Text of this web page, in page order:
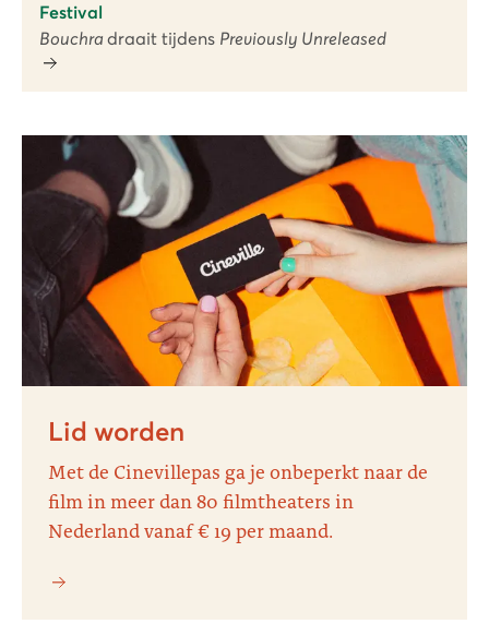
Festival
Bouchra draait tijdens Previously Unreleased
Lid worden
Met de Cinevillepas ga je onbeperkt naar de
film in meer dan 80 filmtheaters in
Nederland vanaf € 19 per maand.